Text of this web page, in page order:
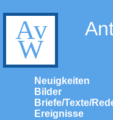
Neuigkeiten
Bilder
Briefe/Texte/
Ereignisse